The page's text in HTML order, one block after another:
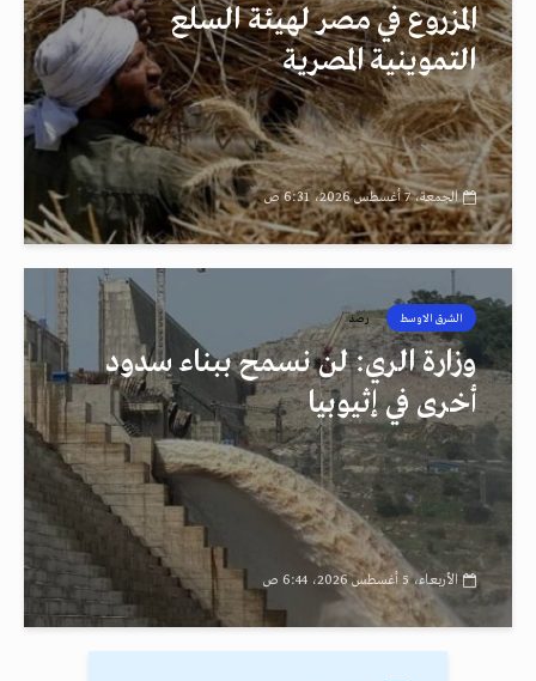
المزروع في مصر لهيئة السلع
التموينية المصرية
الجمعة، 7 أغسطس 2026، 6:31 ص
الشرق الاوسط رصد
وزارة الري: لن نسمح ببناء سدود
أخرى في إثيوبيا
الأربعاء، 5 أغسطس 2026، 6:44 ص